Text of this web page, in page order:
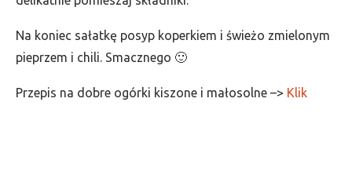
Na koniec sałatkę posyp koperkiem i świeżo zmielonym
pieprzem i chili. Smacznego 🙂
Przepis na dobre ogórki kiszone i małosolne –> Klik